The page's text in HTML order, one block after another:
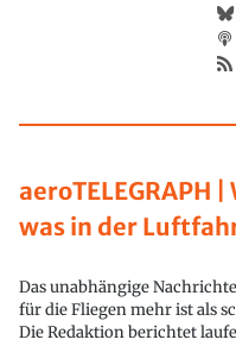
aeroTELEGRAPH
was in der
Das unabhängige
für die Fliegen mehr ist als
Die Redaktion berichtet